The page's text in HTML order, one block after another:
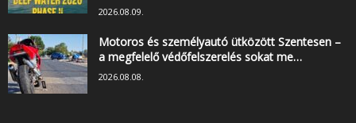
2026.08.09.
Motoros és személyautó ütközött Szentesen –
a megfelelő védőfelszerelés sokat me…
2026.08.08.